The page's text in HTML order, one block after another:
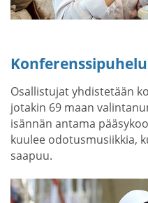
Osallistujat yhdistetään
jotakin 69 maan
isännän antama
kuulee odotusmusiikkia,
saapuu.